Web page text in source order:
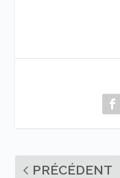
PRÉCÉDENT